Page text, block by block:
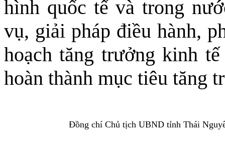
hình quốc tế và trong
vụ, giải pháp điều hành,
hoạch tăng trưởng kinh
hoàn thành mục tiêu tăng
Đồng chí Chủ tịch UBND tỉnh Thái